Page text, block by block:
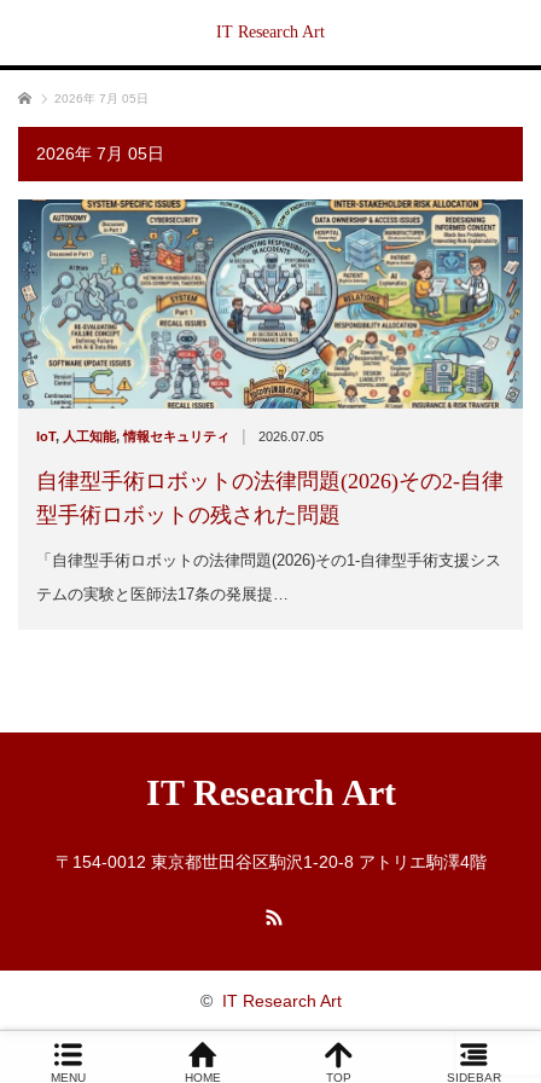
IT Research Art
ホーム 2026年 7月 05日
2026年 7月 05日
IoT, 人工知能,情報セキュリティ | 2026.07.05
自律型手術ロボットの法律問題(2026)その2-自律
型手術ロボットの残された問題
「自律型手術ロボットの法律問題(2026)その1-自律型手術支援シス
テムの実験と医師法17条の発展提…
IT Research Art
〒154-0012 東京都世田谷区駒沢1-20-8 アトリエ駒澤4階
MENU HOME TOP SIDEBAR
© IT Research Art